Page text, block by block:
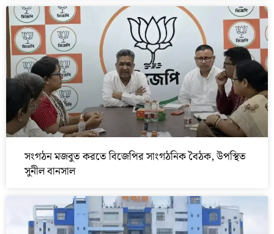
সংগঠন মজবুত করতে বিজেপির সাংগঠনিক বৈঠক, উপস্থিত
সুনীল বানসাল